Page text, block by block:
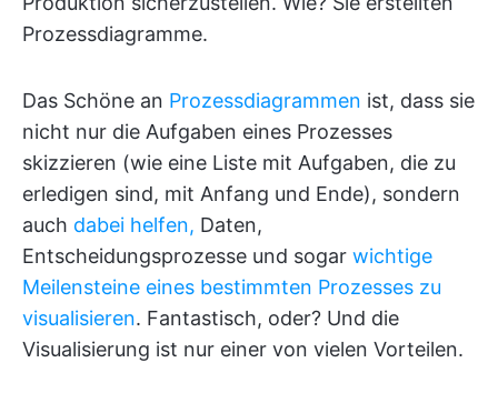
Prozessdiagramme.
Das Schöne an Prozessdiagrammen ist, dass sie
nicht nur die Aufgaben eines Prozesses
skizzieren (wie eine Liste mit Aufgaben, die zu
erledigen sind, mit Anfang und Ende), sondern
auch dabei helfen, Daten,
Entscheidungsprozesse und sogar wichtige
Meilensteine eines bestimmten Prozesses zu
visualisieren. Fantastisch, oder? Und die
Visualisierung ist nur einer von vielen Vorteilen.